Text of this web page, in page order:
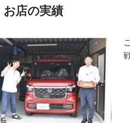
お店の実績